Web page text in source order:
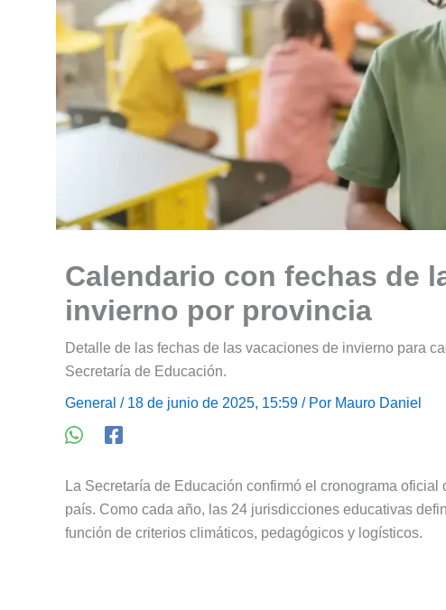
Calendario con fechas de
invierno por provincia
Detalle de las fechas de las vacaciones de invierno para
Secretaría de Educación.
General / 18 de junio de 2025, 15:59 / Por Mauro Daniel
La Secretaría de Educación confirmó el cronograma oficial
país. Como cada año, las 24 jurisdicciones educativas
función de criterios climáticos, pedagógicos y logísticos.